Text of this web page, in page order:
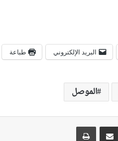
البريد الإلكتروني طباعة
الموصل